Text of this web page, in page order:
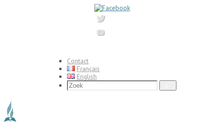
Contact
Français
English
Zoeken
naar: